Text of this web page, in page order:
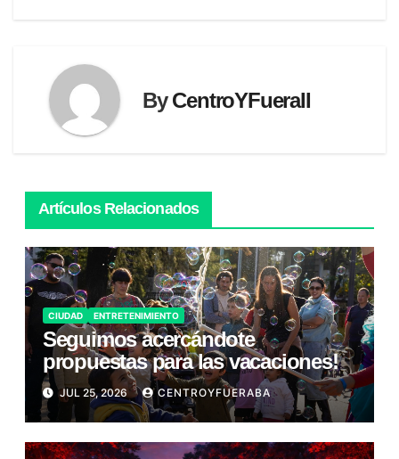
ByCentroYFueraII
Artículos Relacionados
CIUDAD ENTRETENIMIENTO
Seguimos acercándote
propuestas para las vacaciones!
JUL 25, 2026 CENTROYFUERABA